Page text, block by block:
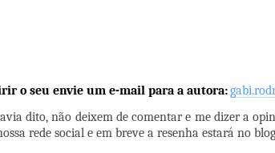
o seu envie um e-mail para a autora:
dito, não deixem de comentar e me dizer a
rede social e em breve a resenha estará no